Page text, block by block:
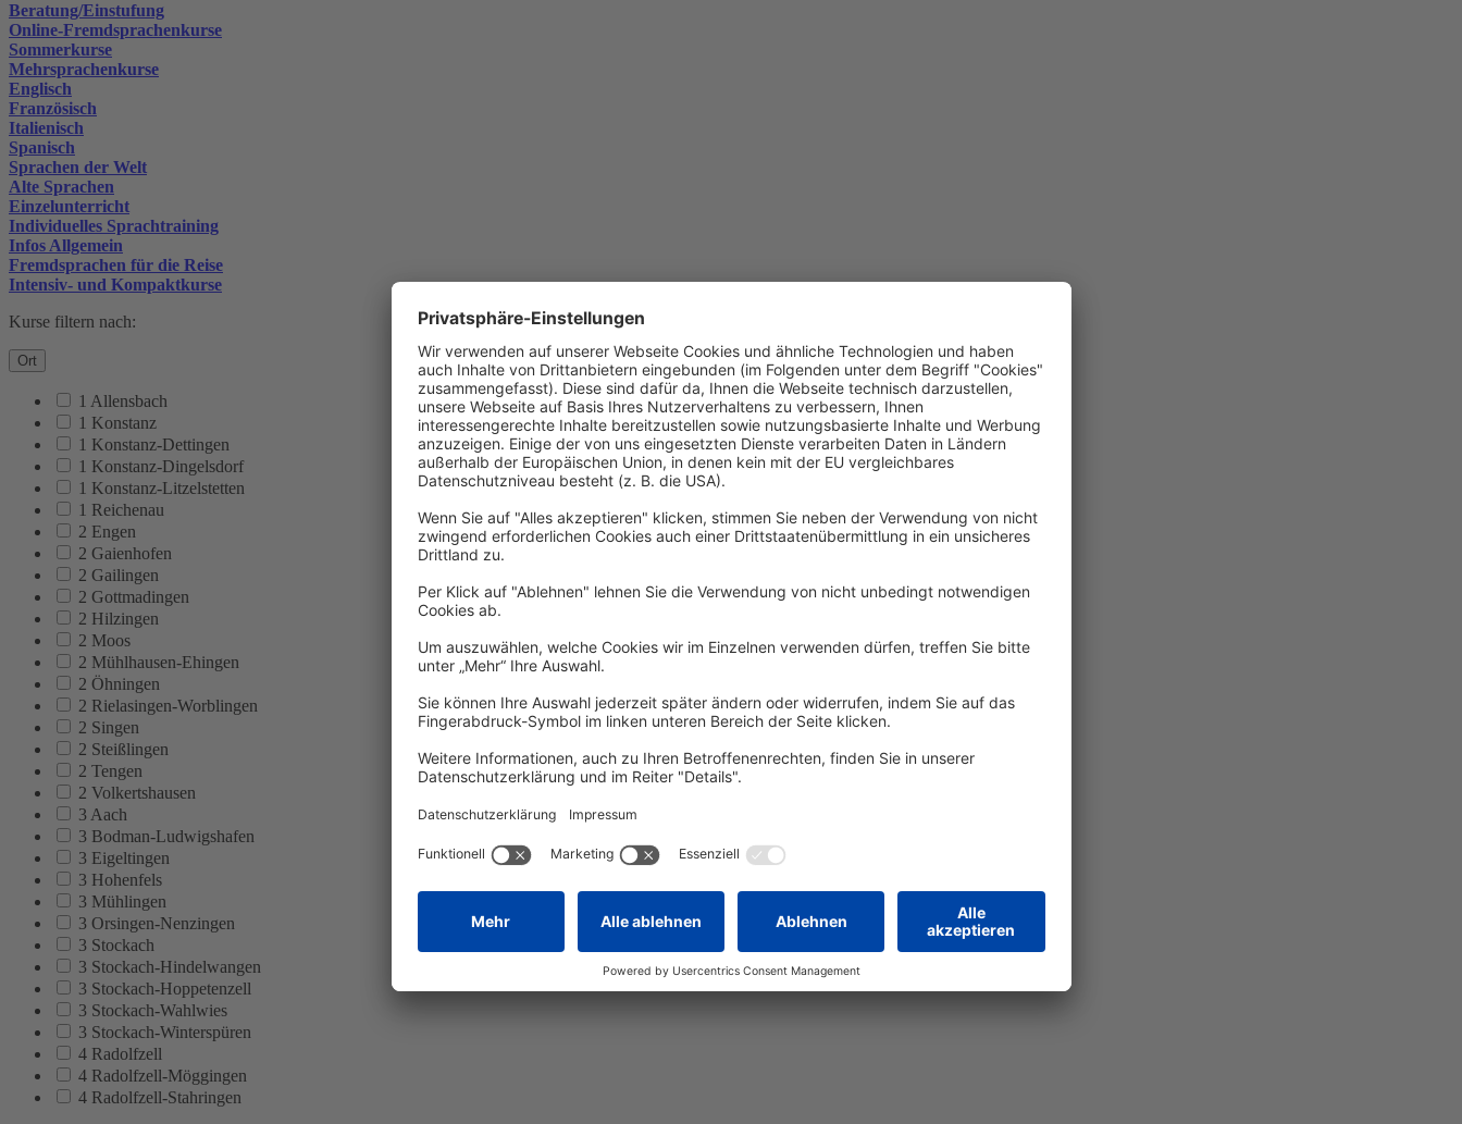
Beratung/Einstufung
Online-Fremdsprachenkurse
Sommerkurse
Mehrsprachenkurse
Englisch
Französisch
Italienisch
Spanisch
Sprachen der Welt
Alte Sprachen
Einzelunterricht
Individuelles Sprachtraining
Infos Allgemein
Fremdsprachen für die Reise
Intensiv- und Kompaktkurse
Kurse filtern nach:
Ort
1 Allensbach
1 Konstanz
1 Konstanz-Dettingen
1 Konstanz-Dingelsdorf
1 Konstanz-Litzelstetten
1 Reichenau
2 Engen
2 Gaienhofen
2 Gailingen
2 Gottmadingen
2 Hilzingen
2 Moos
2 Mühlhausen-Ehingen
2 Öhningen
2 Rielasingen-Worblingen
2 Singen
2 Steißlingen
2 Tengen
2 Volkertshausen
3 Aach
3 Bodman-Ludwigshafen
3 Eigeltingen
3 Hohenfels
3 Mühlingen
3 Orsingen-Nenzingen
3 Stockach
3 Stockach-Hindelwangen
3 Stockach-Hoppetenzell
3 Stockach-Wahlwies
3 Stockach-Winterspüren
4 Radolfzell
4 Radolfzell-Möggingen
4 Radolfzell-Stahringen